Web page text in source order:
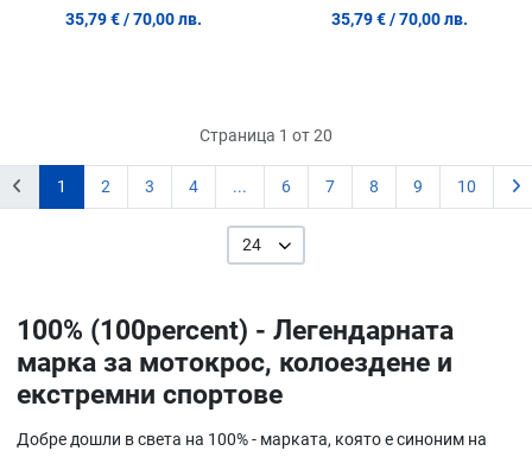
35,79 € / 70,00 лв.
35,79 € / 70,00 лв.
Страница 1 от 20
1 2 3 4 ... 6 7 8 9 10
24
100% (100percent) - Легендарната
марка за мотокрос, колоездене и
екстремни спортове
Добре дошли в света на 100% - марката, която е синоним на